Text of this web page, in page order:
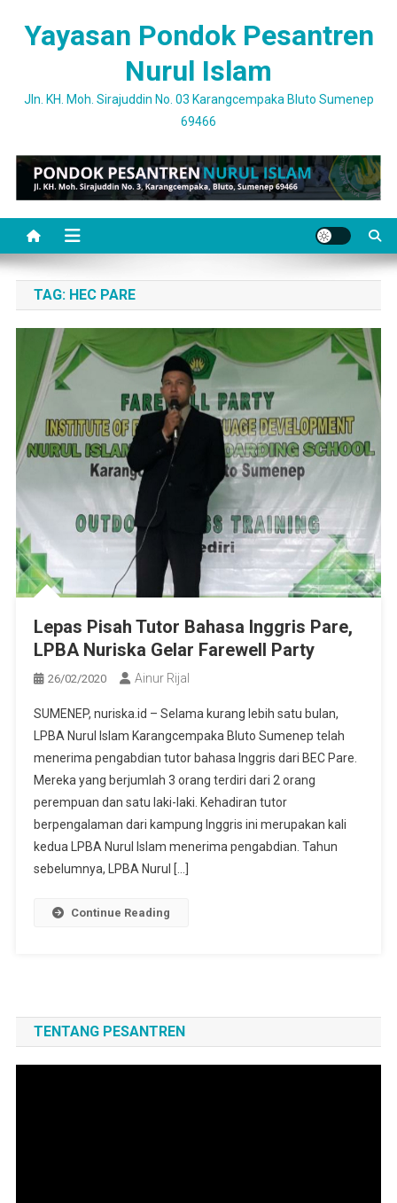
Yayasan Pondok Pesantren
Nurul Islam
Jln. KH. Moh. Sirajuddin No. 03 Karangcempaka Bluto Sumenep
69466
TAG: HEC PARE
Lepas Pisah Tutor Bahasa Inggris Pare,
LPBA Nuriska Gelar Farewell Party
26/02/2020 Ainur Rijal
SUMENEP, nuriska.id – Selama kurang lebih satu bulan,
LPBA Nurul Islam Karangcempaka Bluto Sumenep telah
menerima pengabdian tutor bahasa Inggris dari BEC Pare.
Mereka yang berjumlah 3 orang terdiri dari 2 orang
perempuan dan satu laki-laki. Kehadiran tutor
berpengalaman dari kampung Inggris ini merupakan kali
kedua LPBA Nurul Islam menerima pengabdian. Tahun
sebelumnya, LPBA Nurul […]
Continue Reading
TENTANG PESANTREN